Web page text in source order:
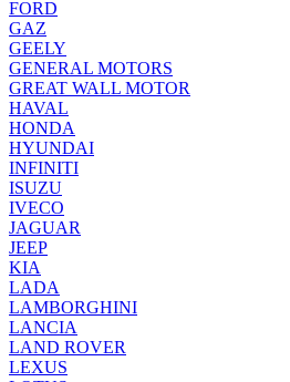
FORD
GAZ
GEELY
GENERAL MOTORS
GREAT WALL MOTOR
HAVAL
HONDA
HYUNDAI
INFINITI
ISUZU
IVECO
JAGUAR
JEEP
KIA
LADA
LAMBORGHINI
LANCIA
LAND ROVER
LEXUS